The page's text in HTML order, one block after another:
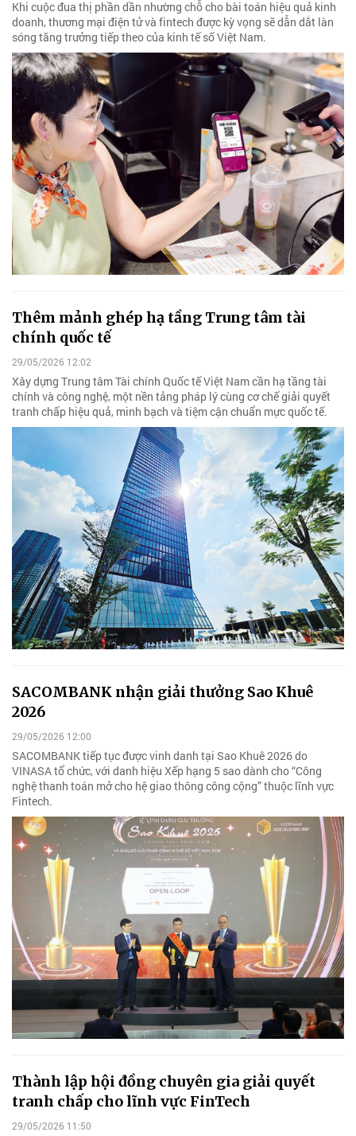
Khi cuộc đua thị phần dần nhường chỗ cho bài toán hiệu quả kinh
doanh, thương mại điện tử và fintech được kỳ vọng sẽ dẫn dắt làn
sóng tăng trưởng tiếp theo của kinh tế số Việt Nam.
Thêm mảnh ghép hạ tầng Trung tâm tài
chính quốc tế
29/05/2026 12:02
Xây dựng Trung tâm Tài chính Quốc tế Việt Nam cần hạ tầng tài
chính và công nghệ, một nền tảng pháp lý cùng cơ chế giải quyết
tranh chấp hiệu quả, minh bạch và tiệm cận chuẩn mực quốc tế.
SACOMBANK nhận giải thưởng Sao Khuê
2026
29/05/2026 12:00
SACOMBANK tiếp tục được vinh danh tại Sao Khuê 2026 do
VINASA tổ chức, với danh hiệu Xếp hạng 5 sao dành cho “Công
nghệ thanh toán mở cho hệ giao thông công cộng” thuộc lĩnh vực
Fintech.
Thành lập hội đồng chuyên gia giải quyết
tranh chấp cho lĩnh vực FinTech
29/05/2026 11:50